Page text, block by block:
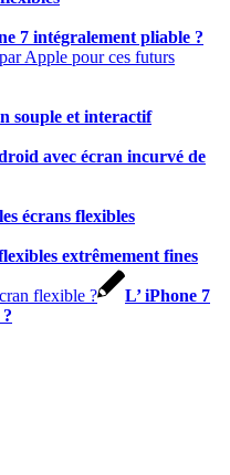
7 intégralement pliable ?
souple et interactif
avec écran incurvé de
écrans flexibles
extrêmement fines
L’ iPhone 7